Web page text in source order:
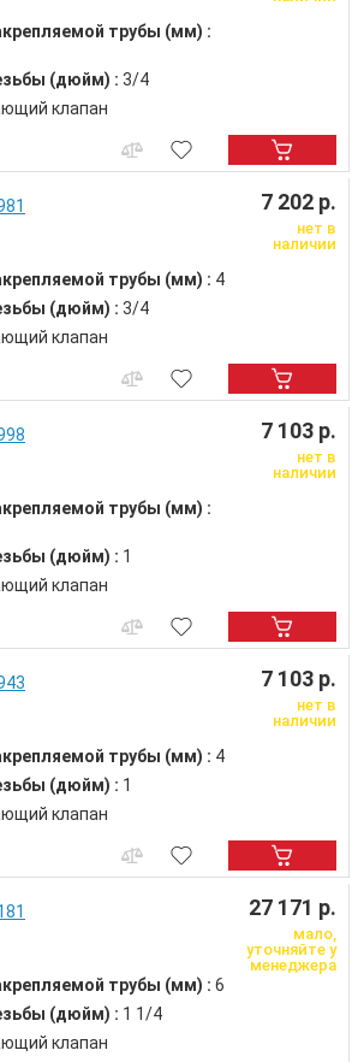
трубы (мм) :
(дюйм) : 3/4
клапан
трубы (мм) : 4
(дюйм) : 3/4
клапан
7 202 р.
нет в
наличии
трубы (мм) :
(дюйм) : 1
клапан
7 103 р.
нет в
наличии
трубы (мм) : 4
(дюйм) : 1
клапан
7 103 р.
нет в
наличии
трубы (мм) : 6
(дюйм) : 1 1/4
клапан
27 171 р.
мало,
уточняйте у
менеджера